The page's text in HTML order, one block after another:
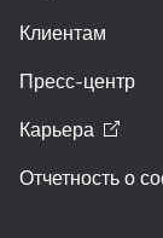
Клиентам
Пресс-центр
Карьера
Отчетность о